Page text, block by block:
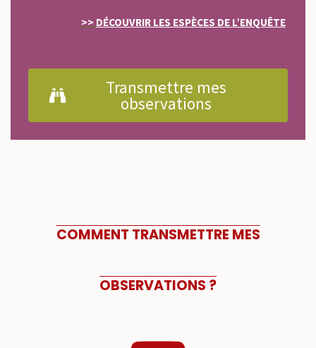
>> DÉCOUVRIR LES ESPÈCES DE L’ENQUÊTE
Transmettre mes
observations
COMMENT TRANSMETTRE MES
OBSERVATIONS ?